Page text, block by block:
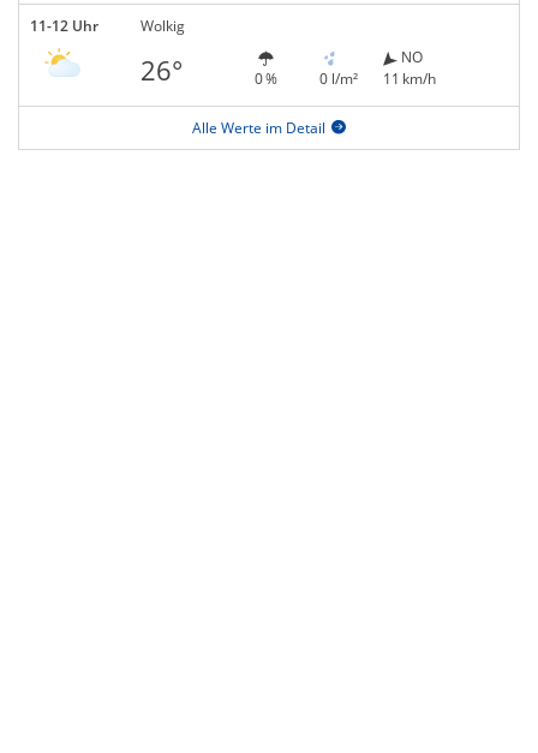
11-12 Uhr Wolkig
26° 0 % 0 l/m²
NO
11 km/h
Alle Werte im Detail